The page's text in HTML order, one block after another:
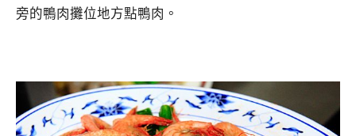
旁的鴨肉攤位地方點鴨肉。